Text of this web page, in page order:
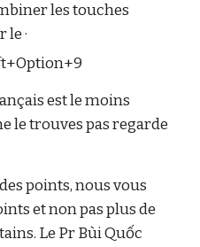
les touches
·
est le moins
le trouves pas regarde
points, nous vous
et non pas plus de
Le Pr Bùi Quốc